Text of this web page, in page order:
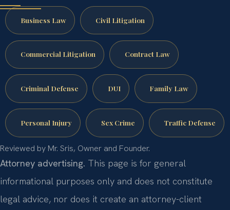
Business Law Civil Litigation
Commercial Litigation Contract Law
Criminal Defense DUI Family Law
Personal Injury Sex Crime Traffic Defense
Reviewed by Mr. Sris, Owner and Founder.
Attorney advertising. This page is for general
informational purposes only and does not constitute
legal advice, nor does it create an attorney-client